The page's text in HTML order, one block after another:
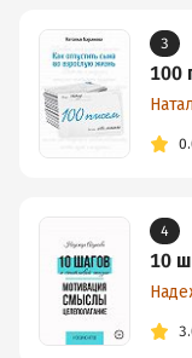
3
100
4
10